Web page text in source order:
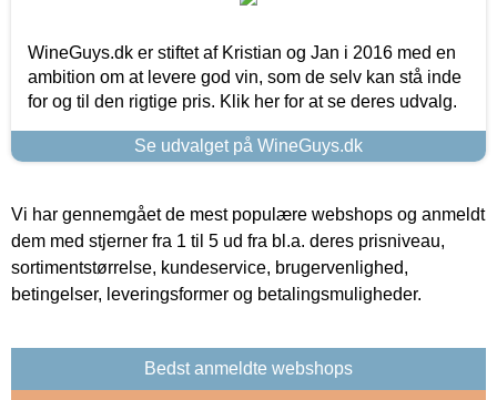
WineGuys.dk er stiftet af Kristian og Jan i 2016 med en
ambition om at levere god vin, som de selv kan stå inde
for og til den rigtige pris. Klik her for at se deres udvalg.
Se udvalget på WineGuys.dk
Vi har gennemgået de mest populære webshops og anmeldt
dem med stjerner fra 1 til 5 ud fra bl.a. deres prisniveau,
sortimentstørrelse, kundeservice, brugervenlighed,
betingelser, leveringsformer og betalingsmuligheder.
Bedst anmeldte webshops